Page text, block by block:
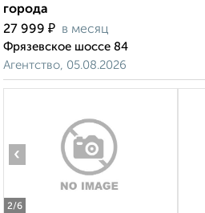
города
27 999 ₽ в месяц
Фрязевское шоссе 84
Агентство, 05.08.2026
2/6
‹